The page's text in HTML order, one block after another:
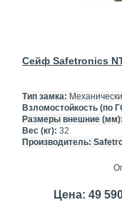
Сейф Safetronics
Тип замка:
Взломостойкость (по
Размеры внешние (мм):
Вес (кг): 32
Производитель:
Цена: 49